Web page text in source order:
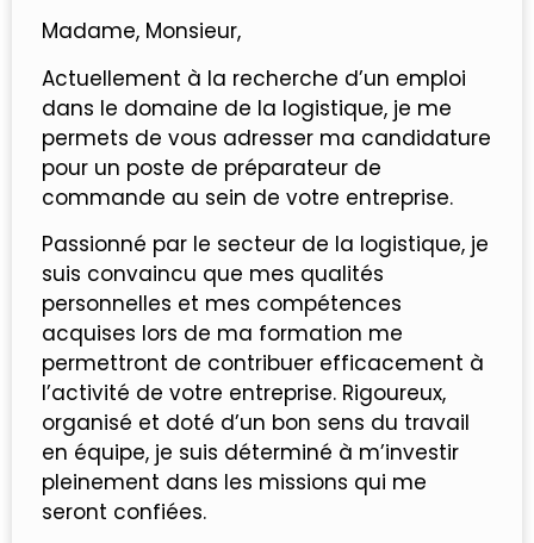
Madame, Monsieur,
Actuellement à la recherche d’un emploi
dans le domaine de la logistique, je me
permets de vous adresser ma candidature
pour un poste de préparateur de
commande au sein de votre entreprise.
Passionné par le secteur de la logistique, je
suis convaincu que mes qualités
personnelles et mes compétences
acquises lors de ma formation me
permettront de contribuer efficacement à
l’activité de votre entreprise. Rigoureux,
organisé et doté d’un bon sens du travail
en équipe, je suis déterminé à m’investir
pleinement dans les missions qui me
seront confiées.